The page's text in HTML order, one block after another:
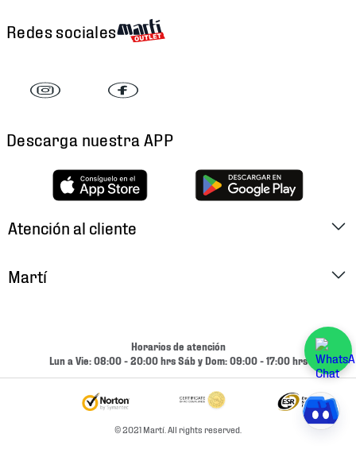
Redes sociales
Descarga nuestra APP
Atención al cliente
Cambios y Devoluciones
Condiciones de Entrega
Martí
Términos y Condiciones
Horarios de atención
Lun a Vie: 08:00 - 20:00 hrs Sáb y Dom: 09:00 - 17:00 hrs
© 2021 Martí. All rights reserved.